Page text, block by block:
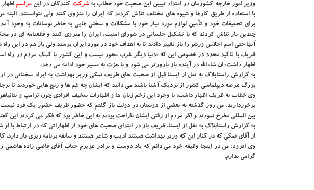
وزیر امور خارجه كشورمان در امتداد تبیین این صحبت خود خطاب بهشركت كنندگان در اینمراسم
با استفاده از طریق كارها و شیوه های مختلف تلاش كردند كه ایران را منزوی كنند ولی نتوانستند.
برای تحقیقات خود و تأمین لوازم مورد نیاز خود با مشكلات و سختی هایی به خاطر نوسانات به وجود
چندین بار تلاش كردند كه با تشكیل جلساتی در شورای امنیت، ایران را منزوی كنند و قطعنامه ای در
آنها حتی اسم اجلاس ورشو را باز تغییر دادند تا به اهداف خود در مورد ایران برسند ولی باز هم در این
ظریف با تاكید مجدد در خصوص این كه «دنیا دیگر غرب محور نیست و این كشور با كمك مردم در راه
اظهار داشت: ان شاءالله در آینده باز بارورتر می شود و با عزت به مسیر خود ادامه می دهد.
به گزارش راستابلاگ به نقل از ایسنا قبل از صحبت های ظریف نمكی وزیر بهداشت به ایراد سخنانی در
بزرگ عرصه دیپلماسی كشور از نزدیك آشنا باشند می دانند كه ایشان چه غم ها و رنج هایی خوردند تا
وی خطاب به ظریف اظهار داشت: با وجود این زخم زبان ها و اظهارات سخیف افرادی چون ترامپ و نتانیاهو
برخوردارید. من روز گذشته به بعضی از دوستان در دولت باز گفتم كه حضور ظریف حضور یك فرد
بین المللی مطرح نمودند و اگر مردم از رفتن ایشان ناراحت بودند به این خاطر بود كه فكر می كردند
به گزارش راستابلاگ به نقل از ایسنا، ظریف باز در ابتدای صحبت های خود از اظهاراتی كه در ارتباط
از آقای نمكی كه در كنار این كه وزیر بهداشت هستند ادیب و شاعر هستند و سابقه برنامه ریزی باز
وی افزود: من در اینجا وظیفه خود می دانم كه یاد دوست و برادر عزیزم جناب آقای قاضی زاده
گرامی بدارم.